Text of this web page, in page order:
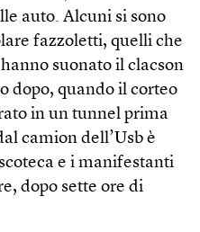
auto. Alcuni si sono
fazzoletti, quelli che
suonato il clacson
dopo, quando il corteo
in un tunnel prima
camion dell’Usb è
e i manifestanti
dopo sette ore di